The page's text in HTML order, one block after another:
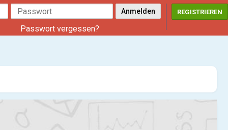
Passwort vergessen?
REGISTRIEREN